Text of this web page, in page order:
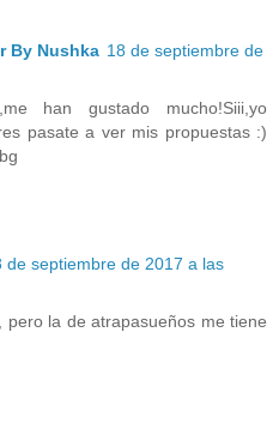
By Nushka 18 de septiembre de
han gustado mucho!Siii,yo
pasate a ver mis propuestas :)
de septiembre de 2017 a las
pero la de atrapasueños me tiene